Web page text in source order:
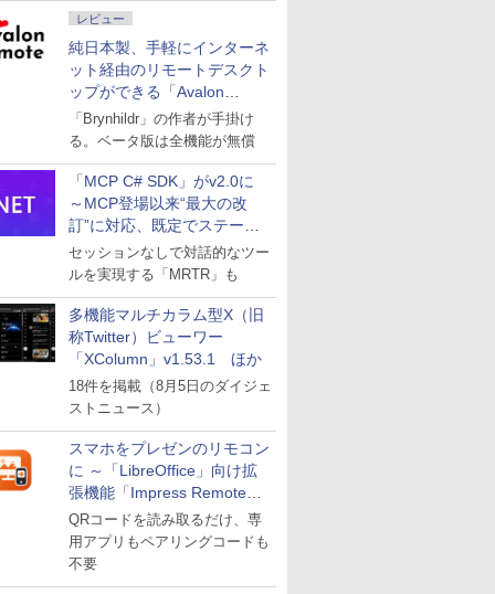
レビュー
純日本製、手軽にインターネ
ット経由のリモートデスクト
ップができる「Avalon
remote」
「Brynhildr」の作者が手掛け
る。ベータ版は全機能が無償
「MCP C# SDK」がv2.0に
～MCP登場以来“最大の改
訂”に対応、既定でステート
レスへ
セッションなしで対話的なツー
ルを実現する「MRTR」も
多機能マルチカラム型X（旧
称Twitter）ビューワー
「XColumn」v1.53.1 ほか
18件を掲載（8月5日のダイジェ
ストニュース）
スマホをプレゼンのリモコン
に ～「LibreOffice」向け拡
張機能「Impress Remote」
が公開
QRコードを読み取るだけ、専
用アプリもペアリングコードも
不要